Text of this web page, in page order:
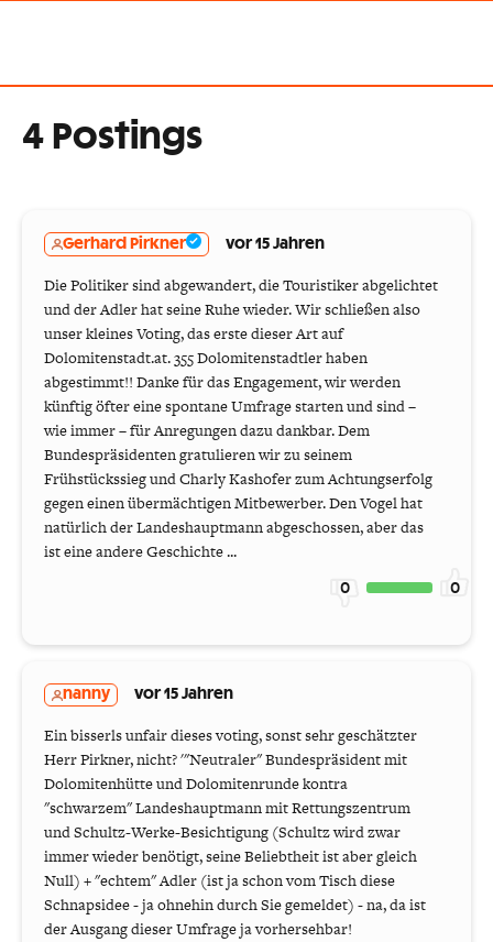
4 Postings
Gerhard Pirkner vor 15 Jahren
Die Politiker sind abgewandert, die Touristiker abgelichtet
und der Adler hat seine Ruhe wieder. Wir schließen also
unser kleines Voting, das erste dieser Art auf
Dolomitenstadt.at. 355 Dolomitenstadtler haben
abgestimmt!! Danke für das Engagement, wir werden
künftig öfter eine spontane Umfrage starten und sind –
wie immer – für Anregungen dazu dankbar. Dem
Bundespräsidenten gratulieren wir zu seinem
Frühstückssieg und Charly Kashofer zum Achtungserfolg
gegen einen übermächtigen Mitbewerber. Den Vogel hat
natürlich der Landeshauptmann abgeschossen, aber das
ist eine andere Geschichte ...
0 0
nanny vor 15 Jahren
Ein bisserls unfair dieses voting, sonst sehr geschätzter
Herr Pirkner, nicht? '"Neutraler" Bundespräsident mit
Dolomitenhütte und Dolomitenrunde kontra
"schwarzem" Landeshauptmann mit Rettungszentrum
und Schultz-Werke-Besichtigung (Schultz wird zwar
immer wieder benötigt, seine Beliebtheit ist aber gleich
Null) + "echtem" Adler (ist ja schon vom Tisch diese
Schnapsidee - ja ohnehin durch Sie gemeldet) - na, da ist
der Ausgang dieser Umfrage ja vorhersehbar!